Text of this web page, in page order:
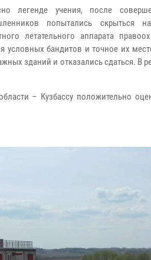
легенде учения, после
попытались
летательного аппарата
условных бандитов и точное их
зданий и отказались сдаться. В
– Кузбассу положительно